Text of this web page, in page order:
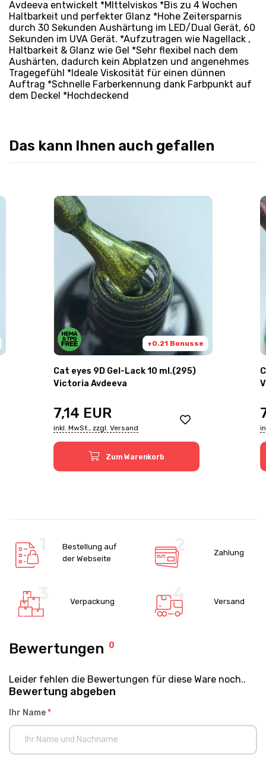
Avdeeva entwickelt *MIttelviskos *Bis zu 4 Wochen
Haltbarkeit und perfekter Glanz *Hohe Zeitersparnis
durch 30 Sekunden Aushärtung im LED/Dual Gerät, 60
Sekunden im UVA Gerät. *Aufzutragen wie Nagellack ,
Haltbarkeit & Glanz wie Gel *Sehr flexibel nach dem
Aushärten, dadurch kein Abplatzen und angenehmes
Tragegefühl *Ideale Viskosität für einen dünnen
Auftrag *Schnelle Farberkennung dank Farbpunkt auf
dem Deckel *Hochdeckend
Das kann Ihnen auch gefallen
+0.21 Bonusse
Cat eyes 9D Gel-Lack 10 ml.(295)
Victoria Avdeeva
7,14 EUR
inkl. MwSt., zzgl. Versand
Zum Warenkorb
Bestellung auf
der Webseite
Zahlung
Verpackung Versand
Bewertungen 0
Leider fehlen die Bewertungen für diese Ware noch..
Bewertung abgeben
Ihr Name*